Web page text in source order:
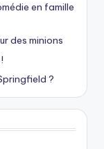
en famille
des minions
?